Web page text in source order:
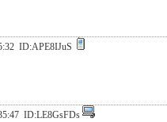
ID:APE8IJuS
ID:LE8GsFDs